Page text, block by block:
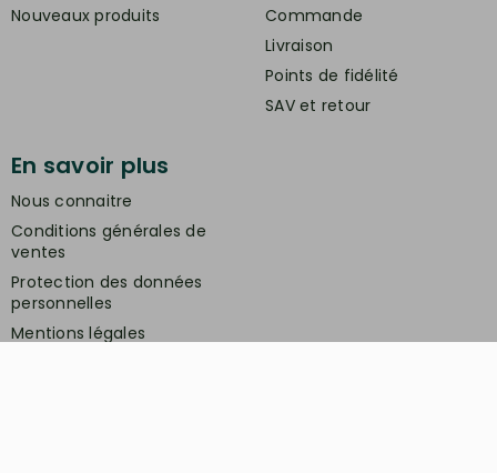
Nouveaux produits
Commande
Livraison
Points de fidélité
SAV et retour
En savoir plus
Nous connaitre
Conditions générales de
ventes
Protection des données
personnelles
Mentions légales